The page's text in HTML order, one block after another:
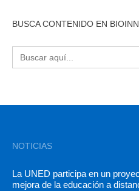
BUSCA CONTENIDO EN
Buscar:
NOTICIAS
La UNED participa en un
mejora de la educación a